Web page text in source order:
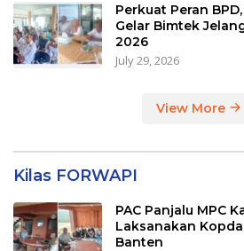
Perkuat Peran
Gelar Bimtek
2026
July 29, 2026
View More
Kilas FORWAPI
PAC Panjalu MPC
Laksanakan
Banten